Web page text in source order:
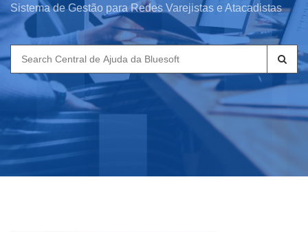
Sistema de Gestão para Redes Varejistas e Atacadistas
Search
for: